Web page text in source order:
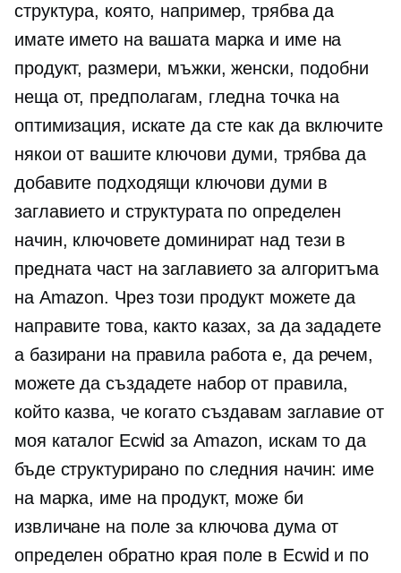
структура, която, например, трябва да
имате името на вашата марка и име на
продукт, размери, мъжки, женски, подобни
неща от, предполагам, гледна точка на
оптимизация, искате да сте как да включите
някои от вашите ключови думи, трябва да
добавите подходящи ключови думи в
заглавието и структурата по определен
начин, ключовете доминират над тези в
предната част на заглавието за алгоритъма
на Amazon. Чрез този продукт можете да
направите това, както казах, за да зададете
a базирани на правиларабота е, да речем,
можете да създадете набор от правила,
който казва, че когато създавам заглавие от
моя каталог Ecwid за Amazon, искам то да
бъде структурирано по следния начин: име
на марка, име на продукт, може би
извличане на поле за ключова дума от
определенобратно края поле в Ecwid и по